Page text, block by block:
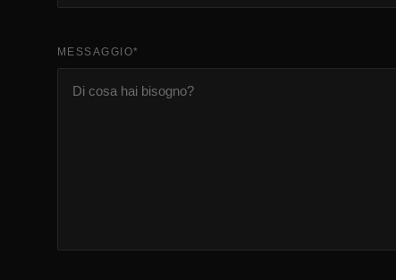
MESSAGGIO*